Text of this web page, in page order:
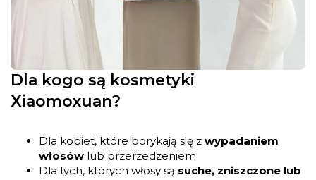
Dla kogo są kosmetyki
Xiaomoxuan?
Dla kobiet, które borykają się z wypadaniem
włosów lub przerzedzeniem.
Dla tych, których włosy są suche, zniszczone lub